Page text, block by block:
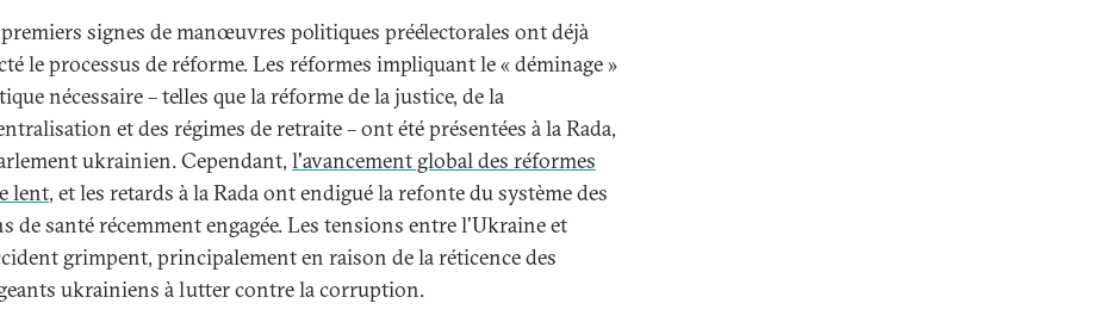
signes de manœuvres politiques préélectorales ont déjà
le processus de réforme. Les réformes impliquant le « déminage »
nécessaire – telles que la réforme de la justice, de la
et des régimes de retraite – ont été présentées à la Rada,
ukrainien. Cependant, l'avancement global des réformes
lent, et les retards à la Rada ont endigué la refonte du système des
de santé récemment engagée. Les tensions entre l'Ukraine et
grimpent, principalement en raison de la réticence des
ukrainiens à lutter contre la corruption.